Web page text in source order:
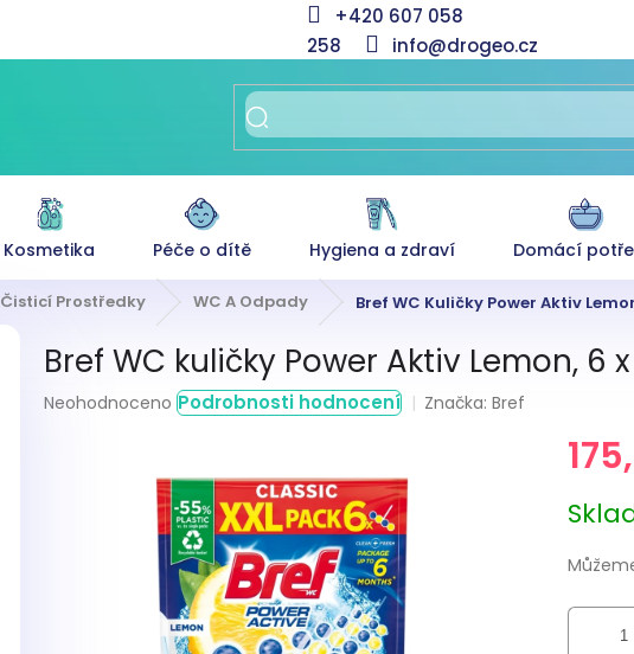
+420 607 058
258
info@drogeo.cz
Kosmetika Péče o dítě Hygiena a zdraví Domácí
Čisticí Prostředky WC A Odpady Bref WC Kuličky Power Aktiv
Bref WC kuličky Power Aktiv Lemon, 6
Průměrné
Neohodnoceno Podrobnosti hodnocení Značka:Bref
cena: